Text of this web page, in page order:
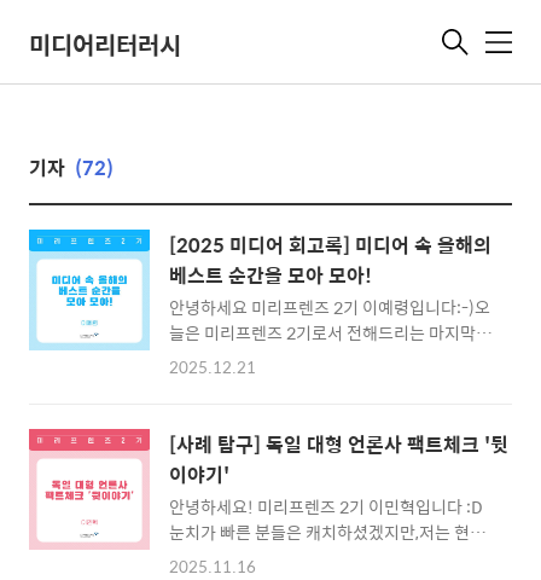
미디어리터러시 메
기자 (72)
[2025 미디어 회고록] 미디어 속 올해의
베스트 순간을 모아 모아!
안녕하세요 미리프렌즈 2기 이예령입니다:-)오
늘은 미리프렌즈 2기로서 전해드리는 마지막
콘텐츠인데요🥲​마지막인 만큼 올해를 되돌아
폰' 속에 담겨 있는 저의 2025 베스트 미디어 순
간들을 모아보려고 해요. 스마트폰에서 만나볼
수 있는 저의 2025 베스트 순간을 순위 없이 딱
세 가지 순간만 뽑아볼게요.📱첫 번째 순간 먼
저 첫 번째 순간은 지역지에서 칼럼 기고를 했던
때인 거 같아요.올해 1월부터 6월까지 글을 쓸
2025.12.21
[사례 탐구] 독일 대형 언론사 팩트체크 '뒷
이야기'
안녕하세요! 미리프렌즈 2기 이민혁입니다 :D​
눈치가 빠른 분들은 캐치하셨겠지만,저는 현재
교환학생으로서 독일에서 미디어를 공부하고
2025.11.16